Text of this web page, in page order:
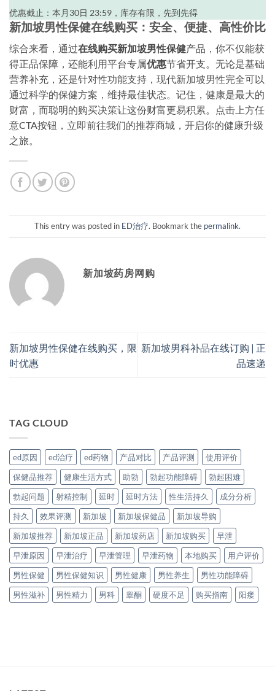
优惠截止：本月30日 23:59，库存有限，先到先得
新加坡男性保健在线购买：安全、便捷、高性价比
综合来看，通过在线购买新加坡男性保健产品，你不仅能获
得正品保障，还能利用平台专属优惠节省开支。无论是基础
营养补充，还是针对性功能支持，现代新加坡男性完全可以
通过科学的保健方案，维持最佳状态。记住，健康是最大的
财富，而聪明的购买决策让这份财富更易积累。点击上方任
意CTA按钮，立即前往我们的推荐商城，开启你的健康升级
之旅。
This entry was posted in ED治疗. Bookmark the permalink.
新加坡药房网购
新加坡男性保健在线购买，限
时优惠
新加坡男科补品在线订购 | 正
品速递
TAG CLOUD
ed原因 ed治疗 ed药物 产品对比 产品评测
使用评价
保健品推荐
健康生活方式 助勃 勃起功能障碍
勃起困难
勃起问题
射精控制 延时 延时方法 性生活持久
成分分析
持久
效果评测 新加坡 新加坡保健品
新加坡导购
新加坡推荐
新加坡正品 新加坡药店 新加坡购买
早泄
早泄原因
早泄治疗 早泄管理 早泄药物 本地购买
用户评价
男性保健
男性保健知识 男性健康 男性养生
男性功能障碍
男性滋补
男性精力 男科 睾酮 硬度不足 购买指南 阳痿